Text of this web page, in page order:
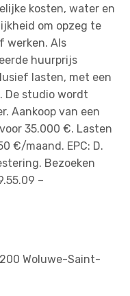
kosten, water en
om opzeg te
werken. Als
huurprijs
lasten, met een
De studio wordt
Aankoop van een
35.000 €. Lasten
€/maand. EPC: D.
Bezoeken
–
Woluwe-Saint-